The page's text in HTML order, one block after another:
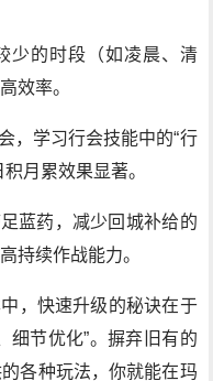
少的时段（如凌晨、清
效率。
，学习行会技能中的“行
月累效果显著。
蓝药，减少回城补给的
持续作战能力。
，快速升级的秘诀在于
细节优化”。摒弃旧有的
各种玩法，你就能在玛